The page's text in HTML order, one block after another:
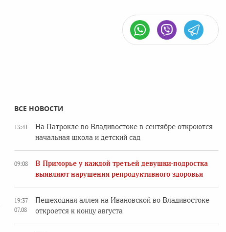
ВСЕ НОВОСТИ
13:41
На Патрокле во Владивостоке в сентябре откроются
начальная школа и детский сад
09:08
В Приморье у каждой третьей девушки-подростка
выявляют нарушения репродуктивного здоровья
19:37
07.08
Пешеходная аллея на Ивановской во Владивостоке
откроется к концу августа